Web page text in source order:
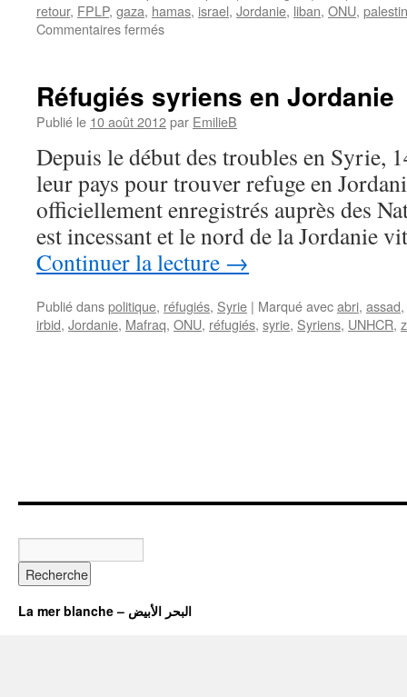
retour, FPLP, gaza, hamas, israel, Jordanie, liban, ONU,
Commentaires fermés
Réfugiés syriens en Jordanie
Publié le 10 août 2012par EmilieB
Depuis le début des troubles en Syrie,
leur pays pour trouver refuge en
officiellement enregistrés auprès des
est incessant et le nord de la Jordanie
Continuer la lecture →
Publié danspolitique, réfugiés, Syrie | Marqué avecabri, assad,
irbid, Jordanie, Mafraq, ONU, réfugiés, syrie, Syriens, UNHCR,
La mer blanche – البحر الأبيض